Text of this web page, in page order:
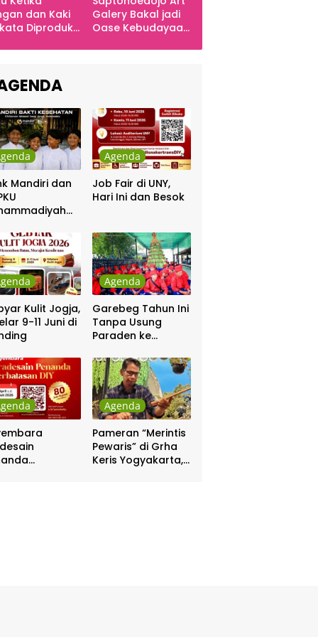
dan Kaki
Diproduksi
Galery Bakal jadi
Oase Kebudayaan
Mandiri dan
Agenda
Job Fair di UNY,
Hari Ini dan Besok
Kulit Jogja,
9-11 Juni di
Agenda
Garebeg Tahun Ini
Tanpa Usung
Paraden ke
Pakualaman
Agenda
Pameran “Merintis
Pewaris” di Grha
Keris Yogyakarta,